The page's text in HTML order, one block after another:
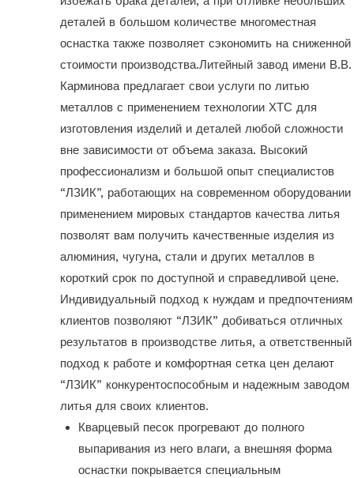
деталей в большом количестве многоместная
оснастка также позволяет сэкономить на сниженной
стоимости производства.Литейный завод имени В.В.
Карминова предлагает свои услуги по литью
металлов с применением технологии ХТС для
изготовления изделий и деталей любой сложности
вне зависимости от объема заказа. Высокий
профессионализм и большой опыт специалистов
“ЛЗИК”, работающих на современном оборудовании
применением мировых стандартов качества литья
позволят вам получить качественные изделия из
алюминия, чугуна, стали и других металлов в
короткий срок по доступной и справедливой цене.
Индивидуальный подход к нуждам и предпочтениям
клиентов позволяют “ЛЗИК” добиваться отличных
результатов в производстве литья, а ответственный
подход к работе и комфортная сетка цен делают
“ЛЗИК” конкурентоспособным и надежным заводом
литья для своих клиентов.
Кварцевый песок прогревают до полного
выпаривания из него влаги, а внешняя форма
оснастки покрывается специальным